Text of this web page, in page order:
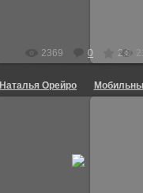
2369 0 2.0
Наталья Орейро